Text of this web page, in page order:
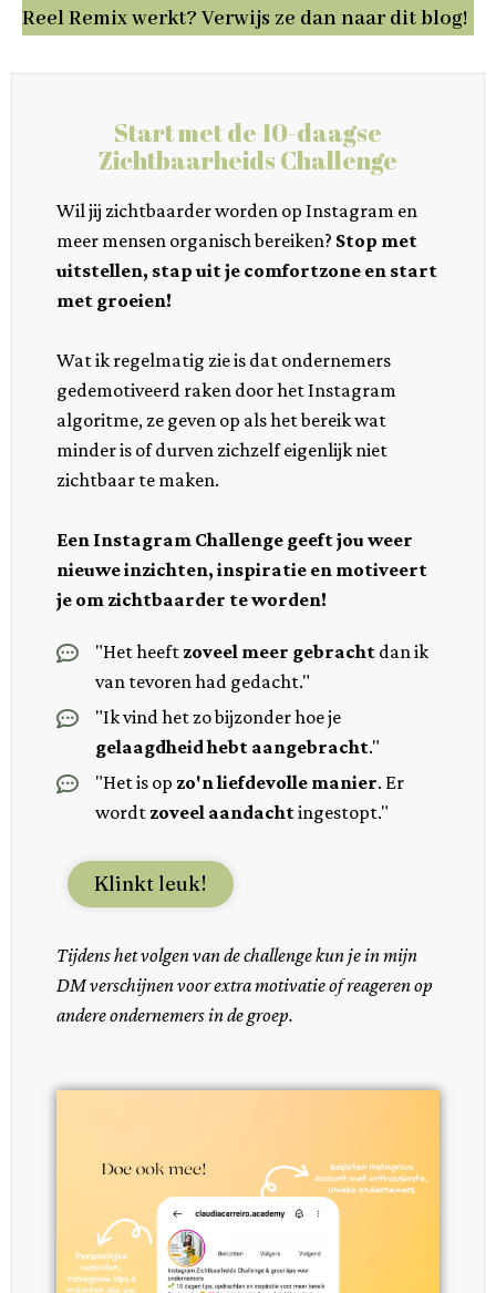
Reel Remix werkt? Verwijs ze dan naar dit blog!
Start met de 10-daagse
Zichtbaarheids Challenge
Wil jij zichtbaarder worden op Instagram en
meer mensen organisch bereiken? Stop met
uitstellen, stap uit je comfortzone en start
met groeien!
Wat ik regelmatig zie is dat ondernemers
gedemotiveerd raken door het Instagram
algoritme, ze geven op als het bereik wat
minder is of durven zichzelf eigenlijk niet
zichtbaar te maken.
Een Instagram Challenge geeft jou weer
nieuwe inzichten, inspiratie en motiveert
je om zichtbaarder te worden!
"Het heeft zoveel meer gebracht dan ik
van tevoren had gedacht."
"Ik vind het zo bijzonder hoe je
gelaagdheid hebt aangebracht."
"Het is op zo'n liefdevolle manier. Er
wordt zoveel aandachtingestopt."
Klinkt leuk!
Tijdens het volgen van de challenge kun je in mijn
DM verschijnen voor extra motivatie of reageren op
andere ondernemers in de groep.